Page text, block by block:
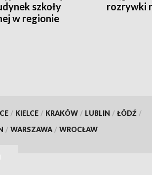
szkoły
w regionie
rozrywki
/ KIELCE / KRAKÓW / LUBLIN / ŁÓDŹ /
/ WARSZAWA / WROCŁAW